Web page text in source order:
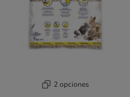
2 opciones